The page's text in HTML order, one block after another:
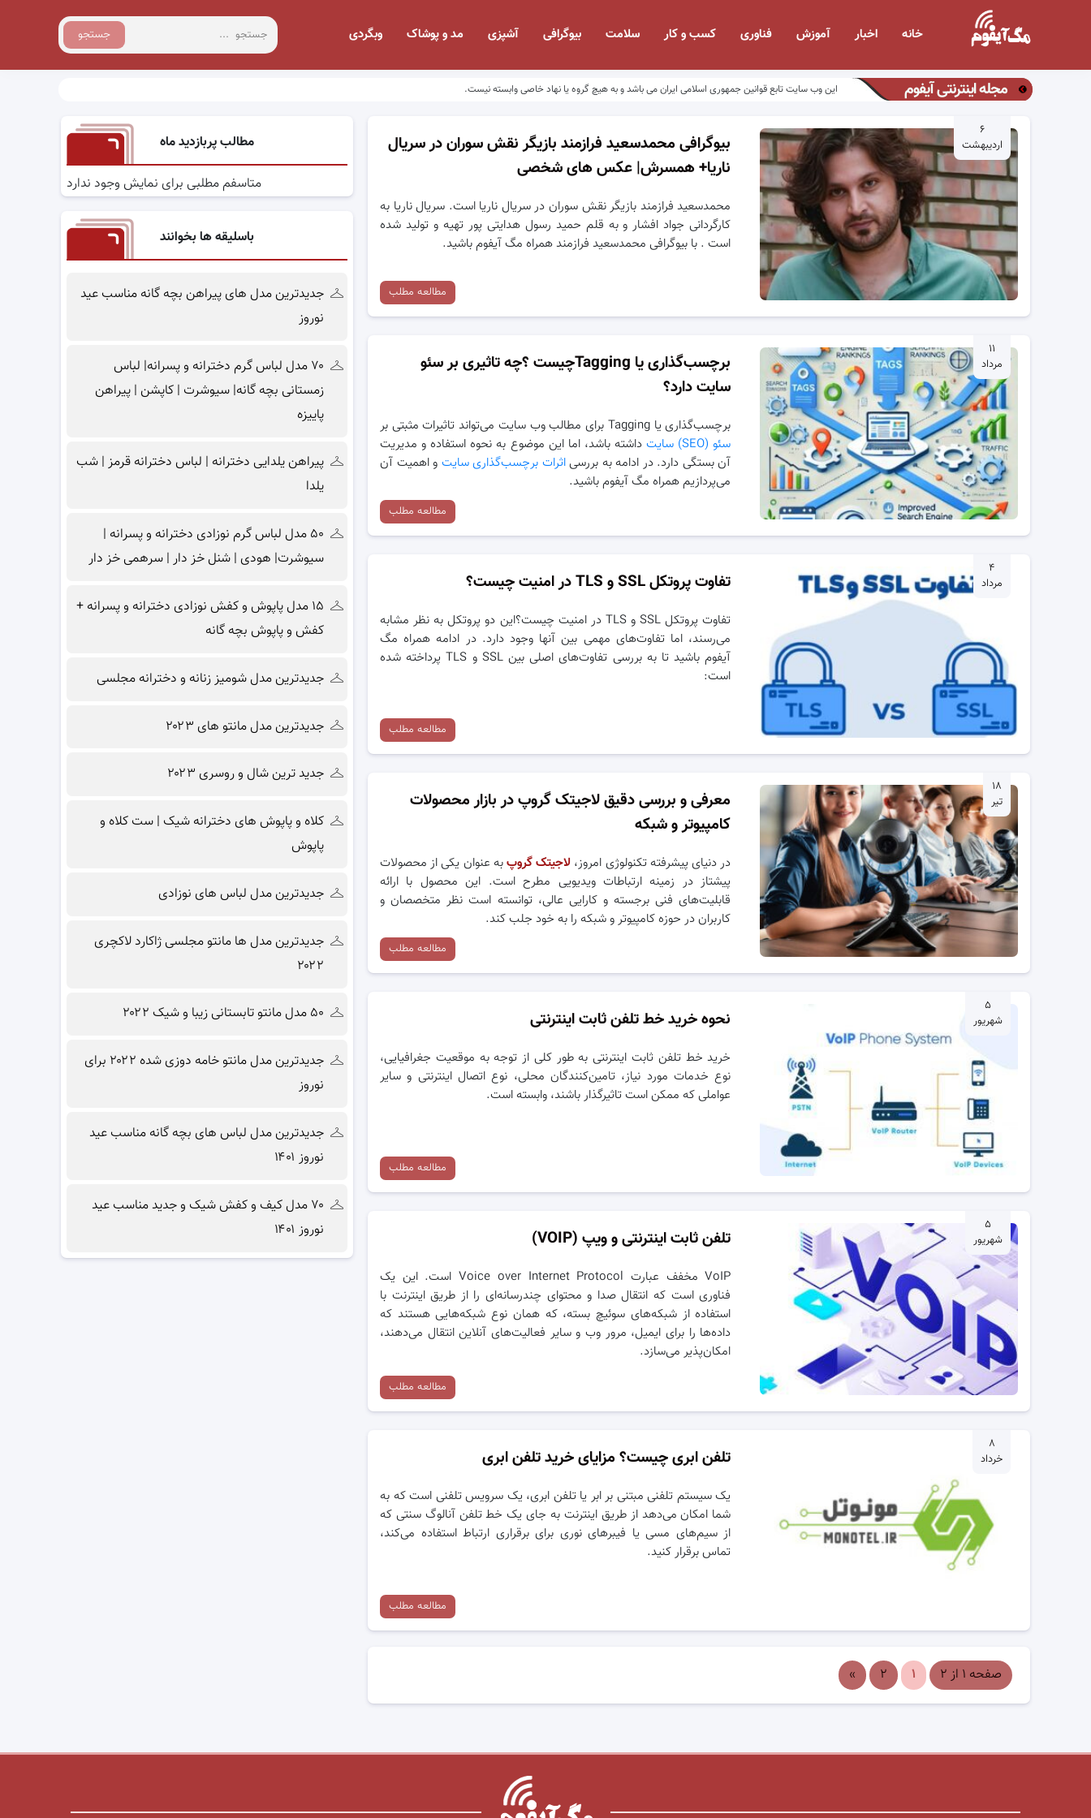
جستجو خانه اخبار آموزش فناوری کسب و کار سلامت بیوگرافی آشپزی مد و پوشاک وبگردی
مجله اینترنتی آیفوم این وب سایت تابع قوانین جمهوری اسلامی ایران می باشد و به هیچ گروه یا نهاد خاصی وابسته نیست.
۶
اردیبهشت
بیوگرافی محمدسعید فرازمند بازیگر نقش سوران در سریال
ناریا+ همسرش| عکس های شخصی
محمدسعید فرازمند بازیگر نقش سوران در سریال ناریا است. سریال ناریا به
کارگردانی جواد افشار و به قلم حمید رسول هدایتی پور تهیه و تولید شده
است . با بیوگرافی محمدسعید فرازمند همراه مگ آیفوم باشید.
مطالعه مطلب
۱۱
مرداد
برچسب‌گذاری یا Taggingچیست ؟چه تاثیری بر سئو
سایت دارد؟
برچسب‌گذاری یا Tagging برای مطالب وب سایت می‌تواند تاثیرات مثبتی بر
سئو (SEO) سایت
داشته باشد، اما این موضوع به نحوه استفاده و مدیریت
آن بستگی دارد. در ادامه به بررسیاثرات برچسب‌گذاری سایت و اهمیت آن
می‌پردازیم همراه مگ آیفوم باشید.
مطالعه مطلب
۴
مرداد
تفاوت پروتکل SSL و TLS در امنیت چیست؟
تفاوت پروتکل SSL و TLS در امنیت چیست؟این دو پروتکل به نظر مشابه
می‌رسند، اما تفاوت‌های مهمی بین آنها وجود دارد. در ادامه همراه مگ
آیفوم باشید تا به بررسی تفاوت‌های اصلی بین SSL و TLS پرداخته شده
است:
مطالعه مطلب
۱۸
تیر
معرفی و بررسی دقیق لاجیتک گروپ در بازار محصولات
کامپیوتر و شبکه
در دنیای پیشرفته تکنولوژی امروز، لاجیتک گروپبه عنوان یکی از محصولات
پیشتاز در زمینه ارتباطات ویدیویی مطرح است. این محصول با ارائه
قابلیت‌های فنی برجسته و کارایی عالی، توانسته است نظر متخصصان و
کاربران در حوزه کامپیوتر و شبکه را به خود جلب کند.
مطالعه مطلب
۵
شهریور
نحوه خرید خط تلفن ثابت اینترنتی
خرید خط تلفن ثابت اینترنتی به طور کلی از توجه به موقعیت جغرافیایی،
نوع خدمات مورد نیاز، تامین‌کنندگان محلی، نوع اتصال اینترنتی و سایر
عواملی که ممکن است تاثیرگذار باشند، وابسته است.
مطالعه مطلب
۵
شهریور
تلفن ثابت اینترنتی و ویپ (VOIP)
VoIP مخفف عبارت Voice over Internet Protocol است. این یک
فناوری است که انتقال صدا و محتوای چندرسانه‌ای را از طریق اینترنت با
استفاده از شبکه‌های سوئیچ بسته، که همان نوع شبکه‌هایی هستند که
داده‌ها را برای ایمیل، مرور وب و سایر فعالیت‌های آنلاین انتقال می‌دهند،
امکان‌پذیر می‌سازد.
مطالعه مطلب
۸
خرداد
تلفن ابری چیست؟ مزایای خرید تلفن ابری
یک سیستم تلفنی مبتنی بر ابر یا تلفن ابری، یک سرویس تلفنی است که به
شما امکان می‌دهد از طریق اینترنت به جای یک خط تلفن آنالوگ سنتی که
از سیم‌های مسی یا فیبرهای نوری برای برقراری ارتباط استفاده می‌کند،
تماس برقرار کنید.
مطالعه مطلب
صفحه ۱ از ۲ ۱ ۲ »
مطالب پربازدید ماه
متاسفم مطلبی برای نمایش وجود ندارد
باسلیقه ها بخوانند
جدیدترین مدل های پیراهن بچه گانه مناسب عید
نوروز
۷۰ مدل لباس گرم دخترانه و پسرانه| لباس
زمستانی بچه گانه| سیوشرت | کاپشن | پیراهن
پاییزه
پیراهن یلدایی دخترانه | لباس دخترانه قرمز | شب
یلدا
۵۰ مدل لباس گرم نوزادی دخترانه و پسرانه |
سیوشرت| هودی | شنل خز دار | سرهمی خز دار
۱۵ مدل پاپوش و کفش نوزادی دخترانه و پسرانه +
کفش و پاپوش بچه گانه
جدیدترین مدل شومیز زنانه و دخترانه مجلسی
جدیدترین مدل مانتو های ۲۰۲۳
جدید ترین شال و روسری ۲۰۲۳
کلاه و پاپوش های دخترانه شیک | ست کلاه و
پاپوش
جدیدترین مدل لباس های نوزادی
جدیدترین مدل ها مانتو مجلسی ژاکارد لاکچری
۲۰۲۲
۵۰ مدل مانتو تابستانی زیبا و شیک ۲۰۲۲
جدیدترین مدل مانتو خامه دوزی شده ۲۰۲۲ برای
نوروز
جدیدترین مدل لباس های بچه گانه مناسب عید
نوروز ۱۴۰۱
۷۰ مدل کیف و کفش شیک و جدید مناسب عید
نوروز ۱۴۰۱